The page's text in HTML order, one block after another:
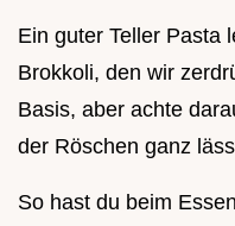
Ein guter Teller Pasta
Brokkoli, den wir
Basis, aber achte
der Röschen ganz
So hast du beim